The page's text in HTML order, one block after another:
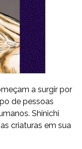
a surgir por
de pessoas
Shinichi
criaturas em sua